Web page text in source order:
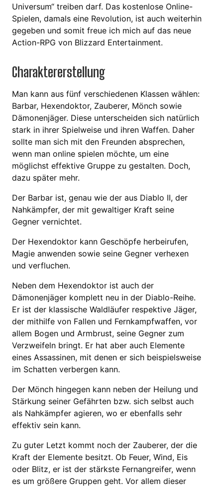
Universum“ treiben darf. Das kostenlose Online-
Spielen, damals eine Revolution, ist auch weiterhin
gegeben und somit freue ich mich auf das neue
Action-RPG von Blizzard Entertainment.
Charaktererstellung
Man kann aus fünf verschiedenen Klassen wählen:
Barbar, Hexendoktor, Zauberer, Mönch sowie
Dämonenjäger. Diese unterscheiden sich natürlich
stark in ihrer Spielweise und ihren Waffen. Daher
sollte man sich mit den Freunden absprechen,
wenn man online spielen möchte, um eine
möglichst effektive Gruppe zu gestalten. Doch,
dazu später mehr.
Der Barbar ist, genau wie der aus Diablo II, der
Nahkämpfer, der mit gewaltiger Kraft seine
Gegner vernichtet.
Der Hexendoktor kann Geschöpfe herbeirufen,
Magie anwenden sowie seine Gegner verhexen
und verfluchen.
Neben dem Hexendoktor ist auch der
Dämonenjäger komplett neu in der Diablo-Reihe.
Er ist der klassische Waldläufer respektive Jäger,
der mithilfe von Fallen und Fernkampfwaffen, vor
allem Bogen und Armbrust, seine Gegner zum
Verzweifeln bringt. Er hat aber auch Elemente
eines Assassinen, mit denen er sich beispielsweise
im Schatten verbergen kann.
Der Mönch hingegen kann neben der Heilung und
Stärkung seiner Gefährten bzw. sich selbst auch
als Nahkämpfer agieren, wo er ebenfalls sehr
effektiv sein kann.
Zu guter Letzt kommt noch der Zauberer, der die
Kraft der Elemente besitzt. Ob Feuer, Wind, Eis
oder Blitz, er ist der stärkste Fernangreifer, wenn
es um größere Gruppen geht. Vor allem dieser